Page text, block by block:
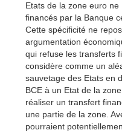
Etats de la zone euro
financés par la Banque
Cette spécificité ne
argumentation
qui refuse les transferts
considère comme un
sauvetage des Etats en
BCE à un Etat de la
réaliser un transfert
une partie de la zone.
pourraient